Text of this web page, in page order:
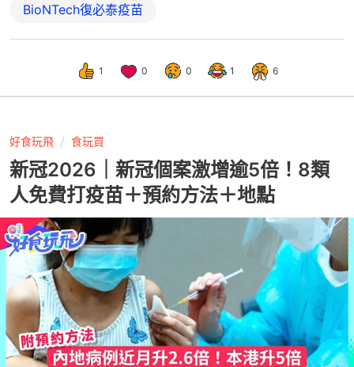
BioNTech復必泰疫苗
1 0 0 1 6
好食玩飛 食玩買
新冠2026｜新冠個案激增逾5倍！8類
人免費打疫苗＋預約方法＋地點